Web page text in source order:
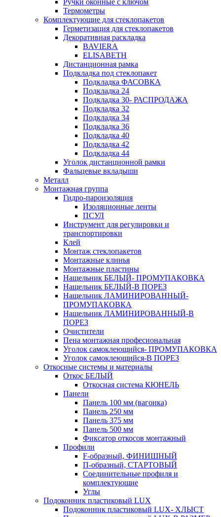
Термометры
Комплектующие для стеклопакетов
Герметизация для стеклопакетов
Декоративная раскладка
BAVIERA
ELISABETH
Дистанционная рамка
Подкладка под стеклопакет
Подкладка ФАСОВКА
Подкладка 24
Подкладка 30- РАСПРОДАЖА
Подкладка 32
Подкладка 34
Подкладка 36
Подкладка 40
Подкладка 42
Подкладка 44
Уголок дистанционной рамки
Фальцевые вкладыши
Металл
Монтажная группа
Гидро-пароизоляция
Изоляционные ленты
ПСУЛ
Инструмент для регулировки и
транспортировки
Клей
Монтаж стеклопакетов
Монтажные клинья
Монтажные пластины
Нащельник БЕЛЫЙ- ПРОМУПАКОВКА
Нащельник БЕЛЫЙ-В ПОРЕЗ
Нащельник ЛАМИНИРОВАННЫЙ-
ПРОМУПАКОВКА
Нащельник ЛАМИНИРОВАННЫЙ-В
ПОРЕЗ
Очистители
Пена монтажная професиональная
Уголок самоклеющийся- ПРОМУПАКОВКА
Уголок самоклеющийся-В ПОРЕЗ
Откосные системы и материалы
Откос БЕЛЫЙ
Откосная система КЮНЕЛЬ
Панели
Панель 100 мм (вагонка)
Панель 250 мм
Панель 375 мм
Панель 500 мм
Фиксатор откосов монтажный
Профили
F-образный, ФИНИШНЫЙ
П-образный, СТАРТОВЫЙ
Соединительные профиля и
комплектующие
Углы
Подоконник пластиковый LUX
Подоконник пластиковый LUX- ХЛЫСТ